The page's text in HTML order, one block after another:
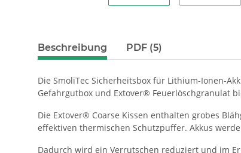
Beschreibung PDF (5)
Die SmoliTec Sicherheitsbox für Lithium-Ionen-
Gefahrgutbox und Extover® Feuerlöschgranulat
Die Extover® Coarse Kissen enthalten grobes
effektiven thermischen Schutzpuffer. Akkus
Dadurch wird ein Verrutschen reduziert und im